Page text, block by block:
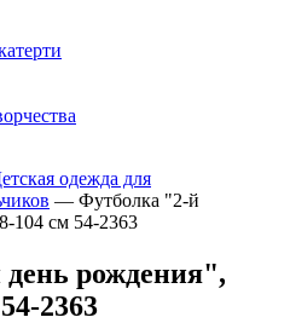
одежда для
— Футболка "2-й
104 см 54-2363
рождения",
2363